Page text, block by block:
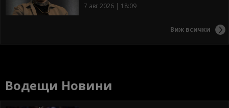
7 авг 2026 | 18:09
Виж всички
Водещи Новини